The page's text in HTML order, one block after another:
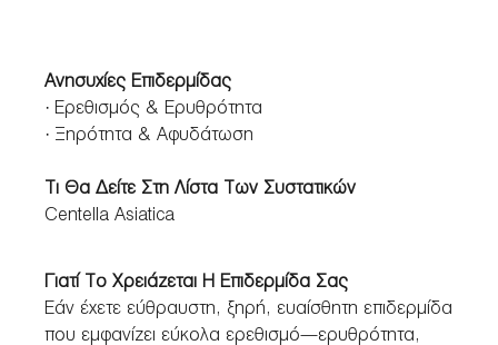
Ανησυχίες Επιδερμίδας
· Ερεθισμός & Ερυθρότητα
· Ξηρότητα & Αφυδάτωση
Τι Θα Δείτε Στη Λίστα Των Συστατικών
Centella Asiatica
Γιατί Το Χρειάζεται Η Επιδερμίδα Σας
Εάν έχετε εύθραυστη, ξηρή, ευαίσθητη επιδερμίδα
που εμφανίζει εύκολα ερεθισμό—ερυθρότητα,